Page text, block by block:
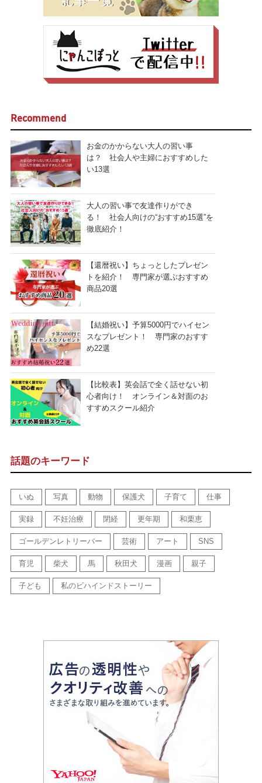
Recommend
お金のかからない大人の習い事
は？ 社会人や主婦におすすめした
い13選
大人の習い事で友達作りができ
る！ 社会人向けの“おすすめ15選”を
徹底紹介！
【還暦祝い】ちょっとしたプレゼン
トを紹介！ 専門家が選ぶおすすめ
商品20選
【結婚祝い】予算5000円でハイセン
スなプレゼント！ 専門家のおすす
め22選
【比較表】英会話で全く話せない初
心者向け！ オンライン＆対面のお
すすめスクール紹介
話題のキーワード
いぬ 写真 動物 保護犬 子育て 仕事
実録 不妊治療 閉経 更年期 和栗恵
ゴールデンレトリーバー 芸術 アート SNS
育児 柴犬 馬 秋田犬 漫画 親子
子ども 私のビハインドストーリー